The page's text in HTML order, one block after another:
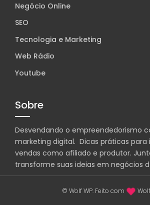
Negócio Online
SEO
Tecnologia e Marketing
Web Rádio
Youtube
Sobre
Desvendando o empreendedorismo
marketing digital. Dicas práticas para
vendas como afiliado e produtor.
transforme suas ideias em negócios
© Wolf WP. Feito com